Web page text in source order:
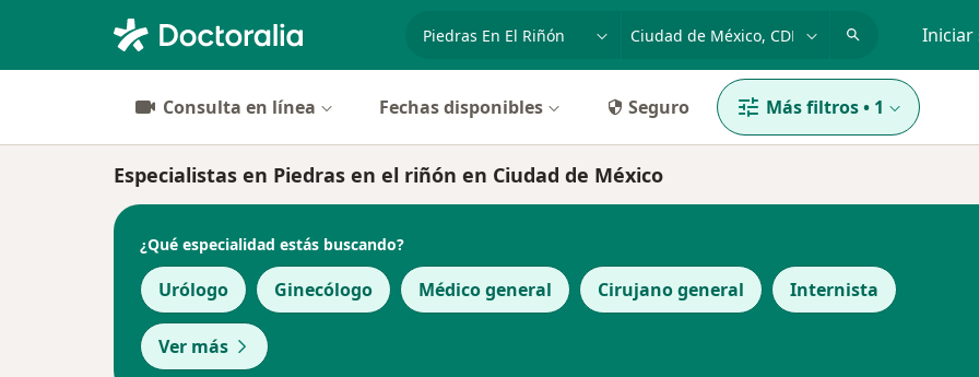
especialidad, enfermedad o nombre
p. ej. Guadalajara Iniciar
Consulta en línea Fechas disponibles Seguro Más filtros• 1
Especialistas en Piedras en el riñón en Ciudad de México
¿Qué especialidad estás buscando?
Urólogo Ginecólogo Médico general Cirujano general Internista
Ver más